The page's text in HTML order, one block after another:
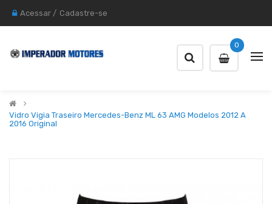
Acessar / Cadastre-se
0
Vidro Vigia Traseiro Mercedes-Benz ML 63 AMG Modelos 2012 A
2016 Original